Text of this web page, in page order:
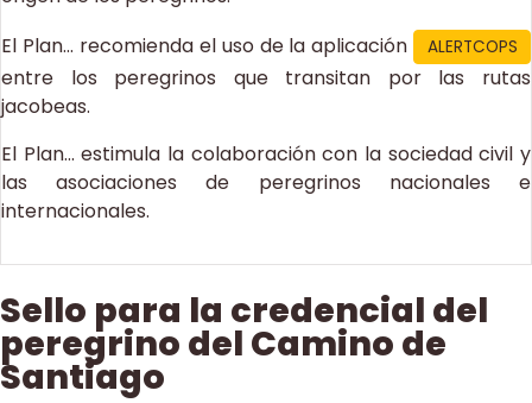
El Plan... recomienda el uso de la aplicación
ALERTCOPS
entre los peregrinos que transitan por las rutas
jacobeas.
El Plan... estimula la colaboración con la sociedad civil y
las asociaciones de peregrinos nacionales e
internacionales.
Sello para la credencial del
peregrino del Camino de
Santiago